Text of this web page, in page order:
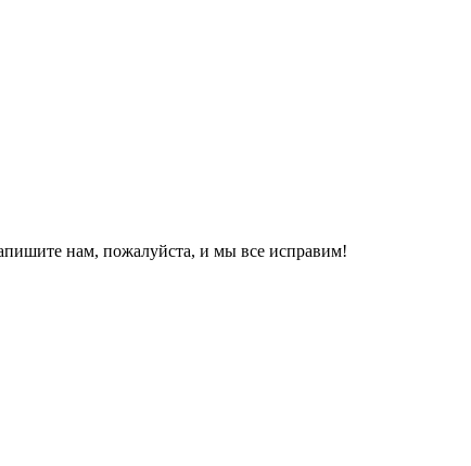
нам, пожалуйста, и мы все исправим!